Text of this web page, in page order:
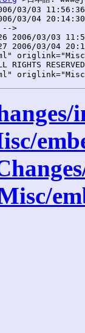
03/03 11:56:36
03/04 20:14:30
-->
03/03
03/04
RIGHTS